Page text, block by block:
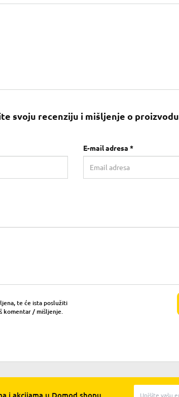
svoju recenziju i mišljenje o proizvodu
E-mail adresa *
te će ista poslužiti
komentar / mišljenje.
i akcijama u Domod shopu